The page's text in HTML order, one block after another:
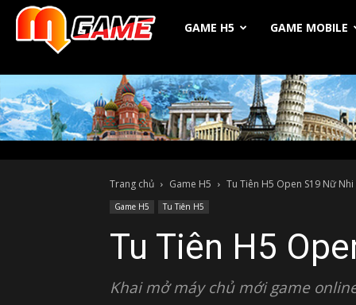
Michio
Game
GAME H5 GAME MOBILE
Trang chủ Game H5 Tu Tiên H5 Open S19 Nữ Nhi
Game H5 Tu Tiên H5
Tu Tiên H5
Khai mở máy chủ mới game